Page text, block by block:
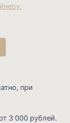
при
3 000 рублей.